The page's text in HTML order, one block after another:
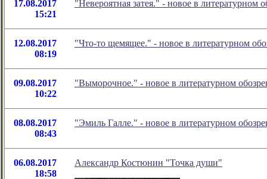
17.08.2017
15:21
"Невероятная затея." - новое в
12.08.2017
08:19
"Что-то щемящее." - новое в литературном
09.08.2017
10:22
"Выморочное." - новое в литературном
08.08.2017
08:43
"Эмиль Галле." - новое в литературном
06.08.2017
18:58
Александр Костюнин "Точка души"